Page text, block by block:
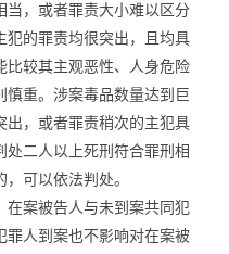
当，或者罪责大小难以区分
犯的罪责均很突出，且均具
比较其主观恶性、人身危险
慎重。涉案毒品数量达到巨
出，或者罪责稍次的主犯具
二人以上死刑符合罪刑相
可以依法判处。
在案被告人与未到案共同犯
罪人到案也不影响对在案被